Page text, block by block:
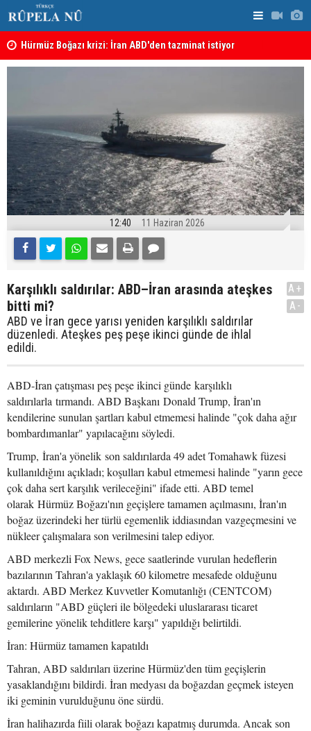
Hürmüz Boğazı krizi: İran ABD'den tazminat istiyor
12:40 11 Haziran 2026
Karşılıklı saldırılar: ABD–İran arasında ateşkes
bitti mi?
ABD ve İran gece yarısı yeniden karşılıklı saldırılar
düzenledi. Ateşkes peş peşe ikinci günde de ihlal
edildi.
A+
A-
ABD-İran çatışması peş peşe ikinci günde karşılıklı
saldırılarla tırmandı. ABD Başkanı Donald Trump, İran'ın
kendilerine sunulan şartları kabul etmemesi halinde "çok daha ağır
bombardımanlar" yapılacağını söyledi.
Trump, İran'a yönelik son saldırılarda 49 adet Tomahawk füzesi
kullanıldığını açıkladı; koşulları kabul etmemesi halinde "yarın gece
çok daha sert karşılık verileceğini" ifade etti. ABD temel
olarak Hürmüz Boğazı'nın geçişlere tamamen açılmasını, İran'ın
boğaz üzerindeki her türlü egemenlik iddiasından vazgeçmesini ve
nükleer çalışmalara son verilmesini talep ediyor.
ABD merkezli Fox News, gece saatlerinde vurulan hedeflerin
bazılarının Tahran'a yaklaşık 60 kilometre mesafede olduğunu
aktardı. ABD Merkez Kuvvetler Komutanlığı (CENTCOM)
saldırıların "ABD güçleri ile bölgedeki uluslararası ticaret
gemilerine yönelik tehditlere karşı" yapıldığı belirtildi.
İran: Hürmüz tamamen kapatıldı
Tahran, ABD saldırıları üzerine Hürmüz'den tüm geçişlerin
yasaklandığını bildirdi. İran medyası da boğazdan geçmek isteyen
iki geminin vurulduğunu öne sürdü.
İran halihazırda fiili olarak boğazı kapatmış durumda. Ancak son